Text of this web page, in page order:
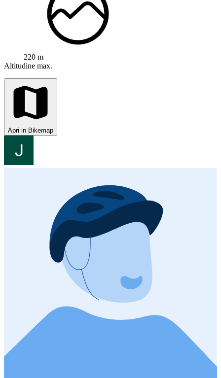
220 m
Altitudine max.
Apri in Bikemap